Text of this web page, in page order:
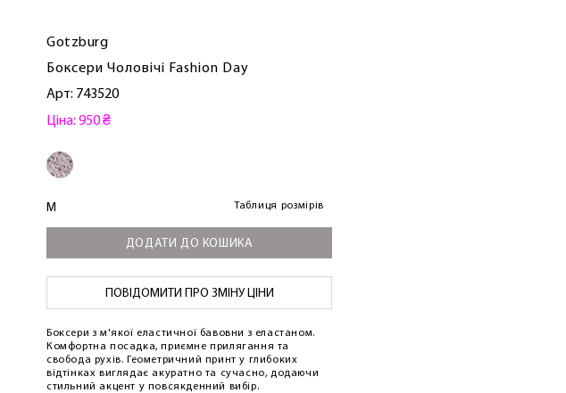
Gotzburg
Боксери Чоловічі Fashion Day
Арт: 743520
Ціна: 950 ₴
M Таблиця розмірів
ДОДАТИ ДО КОШИКА
ПОВІДОМИТИ ПРО ЗМІНУ ЦІНИ
Боксери з м'якої еластичної бавовни з еластаном.
Комфортна посадка, приємне прилягання та
свобода рухів. Геометричний принт у глибоких
відтінках виглядає акуратно та сучасно, додаючи
стильний акцент у повсякденний вибір.